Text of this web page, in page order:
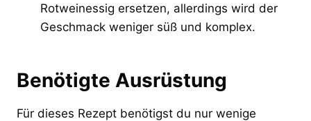
Rotweinessig ersetzen, allerdings wird der
Geschmack weniger süß und komplex.
Benötigte Ausrüstung
Für dieses Rezept benötigst du nur wenige